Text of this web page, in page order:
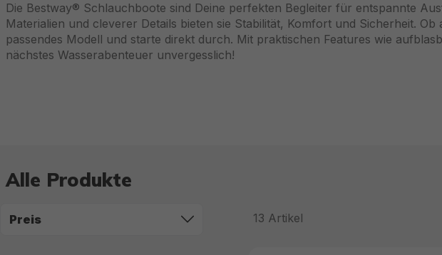
Die Bestway® Schlauchboote sind Deine perfekten Begleiter für entspannte
Materialien und cleverer Details bieten sie Stabilität, Komfort und Sicherheit.
passendes Modell und starte direkt durch. Mit praktischen Features wie
nächstes Wasserabenteuer unvergesslich!
Alle Produkte
Preis 13 Artikel